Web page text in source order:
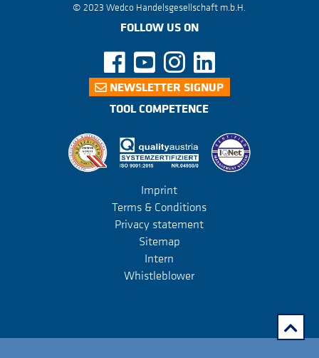
© 2023 Wedco Handelsgesellschaft m.b.H.
FOLLOW US ON
NEWSLETTER SIGNUP
TOOL COMPETENCE
Imprint
Terms & Conditions
Privacy statement
Sitemap
Intern
Whistleblower